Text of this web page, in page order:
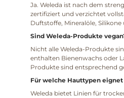
Ja. Weleda ist nach dem
zertifiziert und verzichtet
Duftstoffe, Mineralöle,
Sind Weleda-Produkte
Nicht alle Weleda-Produkte
enthalten Bienenwachs oder
Produkte sind entsprechend
Für welche Hauttypen eignet
Weleda bietet Linien für